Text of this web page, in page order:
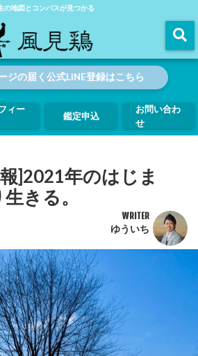
の地図とコンパスが見つかる
ジの届く公式LINE登録はこちら
ィー
鑑定申込
お問い合わ
せ
]2021年のはじま
きる。
WRITER
ゆういち